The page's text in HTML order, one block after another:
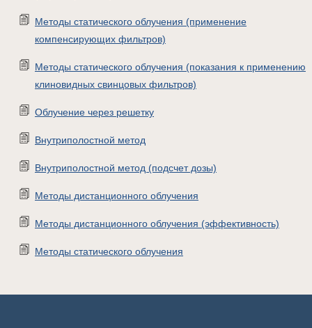
Методы статического облучения (применение
компенсирующих фильтров)
Методы статического облучения (показания к применению
клиновидных свинцовых фильтров)
Облучение через решетку
Внутриполостной метод
Внутриполостной метод (подсчет дозы)
Методы дистанционного облучения
Методы дистанционного облучения (эффективность)
Методы статического облучения